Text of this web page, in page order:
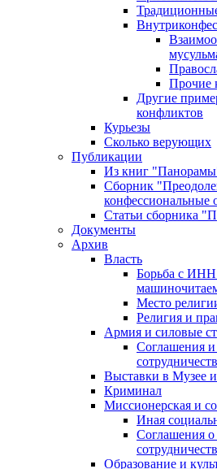
Прочие
Другие
конфликтов
Курьезы
Сколько верующих
Публикации
Из книг
Сборник
конфессиональные
Статьи сборника
Документы
Архив
Власть
Борьба с
Место
Религия и
Армия и силовые
Соглашения и
Выставки в Музее
Криминал
Миссионерская и
Иная
Соглашения
Образование и